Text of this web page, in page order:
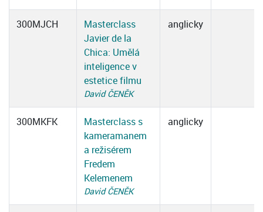
300MJCH
Masterclass
Javier de la
Chica: Umělá
inteligence v
estetice filmu
David ČENĚK
anglicky
300MKFK
Masterclass s
kameramanem
a režisérem
Fredem
Kelemenem
David ČENĚK
anglicky